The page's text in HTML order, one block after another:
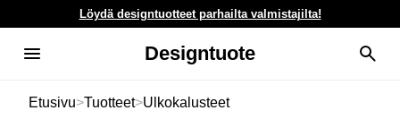
Löydä designtuotteet parhailta valmistajilta!
Designtuote
Etusivu>Tuotteet>Ulkokalusteet